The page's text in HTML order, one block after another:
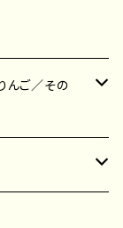
んご／その